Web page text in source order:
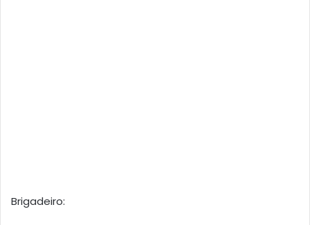
Brigadeiro: